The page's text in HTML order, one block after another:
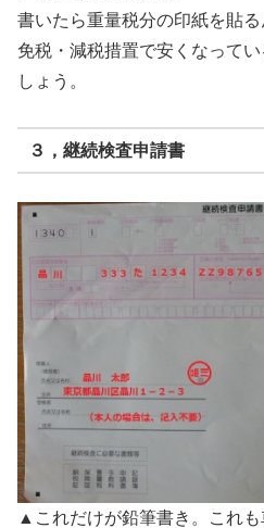
書いたら重量税分の印紙を貼
免税・減税措置で安くなって
しょう。
３，継続検査申請書
▲これだけが鉛筆書き。これ